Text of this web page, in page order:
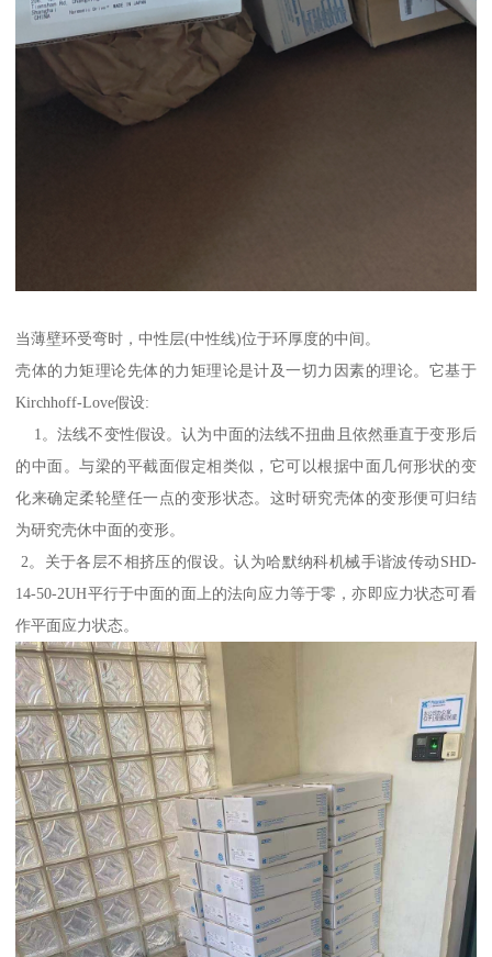
当薄壁环受弯时，中性层(中性线)位于环厚度的中间。
壳体的力矩理论先体的力矩理论是计及一切力因素的理论。它基于
Kirchhoff-Love假设:
1。法线不变性假设。认为中面的法线不扭曲且依然垂直于变形后
的中面。与梁的平截面假定相类似，它可以根据中面几何形状的变
化来确定柔轮壁任一点的变形状态。这时研究壳体的变形便可归结
为研究壳休中面的变形。
2。关于各层不相挤压的假设。认为哈默纳科机械手谐波传动SHD-
14-50-2UH平行于中面的面上的法向应力等于零，亦即应力状态可看
作平面应力状态。